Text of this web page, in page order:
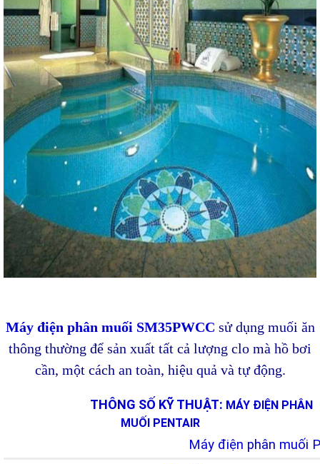
Máy điện phân muối SM35PWCC sử dụng muối ăn
thông thường để sản xuất tất cả lượng clo mà hồ bơi
cần, một cách an toàn, hiệu quả và tự động.
THÔNG SỐ KỸ THUẬT: MÁY ĐIỆN PHÂN
MUỐI PENTAIR
Máy điện phân muối